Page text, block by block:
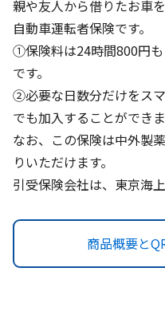
親や友人から借りたお車
自動車運転者保険です。
①保険料は24時間800円
です。
②必要な日数分だけをス
でも加入することができま
なお、この保険は中外製
りいただけます。
引受保険会社は、東京海
商品概要と